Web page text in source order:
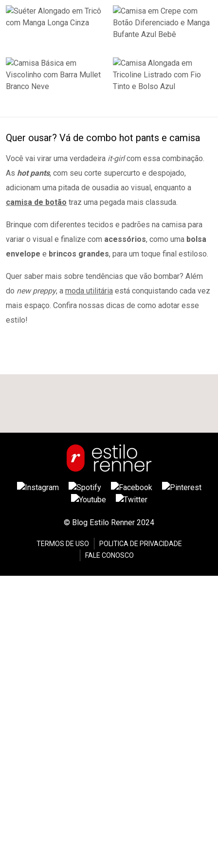
Quer ousar? Vá de combo hot pants e camisa
Você vai virar uma verdadeira it-girlcom essa combinação.
As hot pants, com seu corte supercurto e despojado,
adicionam uma pitada de ousadia ao visual, enquanto a
camisa de botão traz uma pegada mais classuda.
Brinque com diferentes tecidos e padrões na camisa para
variar o visual e finalize com acessórios, como uma bolsa
envelope e brincos grandes, para um toque final estiloso.
Quer saber mais sobre tendências que vão bombar? Além
do new preppy, a moda utilitária está conquistando cada vez
mais espaço. Confira nossas dicas de como adotar esse
estilo!
© Blog Estilo Renner 2024
TERMOS DE USO
POLITICA DE PRIVACIDADE
FALE CONOSCO